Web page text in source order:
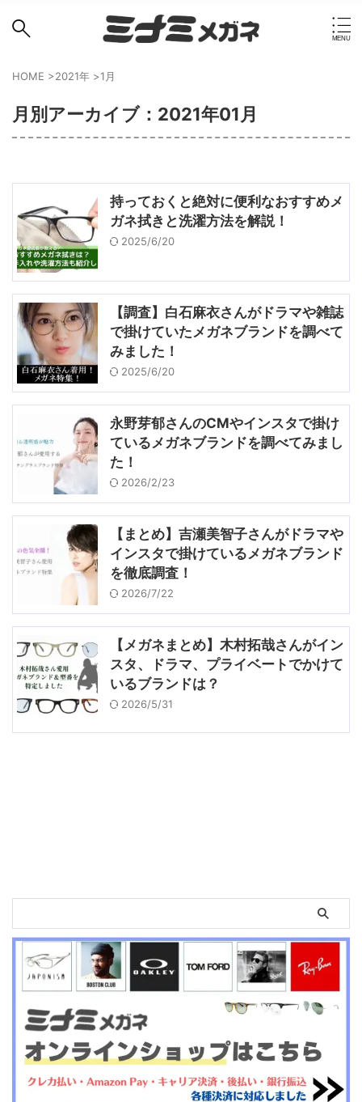
HOME >2021年 >1月
月別アーカイブ：2021年01月
持っておくと絶対に便利なおすすめメ
ガネ拭きと洗濯方法を解説！
2025/6/20
【調査】白石麻衣さんがドラマや雑誌
で掛けていたメガネブランドを調べて
みました！
2025/6/20
永野芽郁さんのCMやインスタで掛け
ているメガネブランドを調べてみまし
た！
2026/2/23
【まとめ】吉瀬美智子さんがドラマや
インスタで掛けているメガネブランド
を徹底調査！
2026/7/22
【メガネまとめ】木村拓哉さんがイン
スタ、ドラマ、プライベートでかけて
いるブランドは？
2026/5/31